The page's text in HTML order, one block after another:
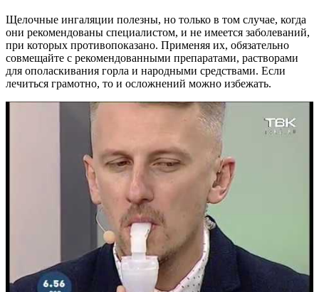
Щелочные ингаляции полезны, но только в том случае, когда
они рекомендованы специалистом, и не имеется заболеваний,
при которых противопоказано. Применяя их, обязательно
совмещайте с рекомендованными препаратами, растворами
для ополаскивания горла и народными средствами. Если
лечиться грамотно, то и осложнений можно избежать.